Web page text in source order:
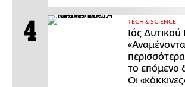
ΤECH & SCIENCE
Ιός Δυτικού
το επόμενο
Οι